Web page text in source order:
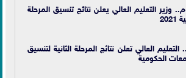
وزير التعليم العالي يعلن نتائج تنسيق المرحلة
التعليم العالي تعلن نتائج المرحلة الثانية لتنسيق
الحكومية